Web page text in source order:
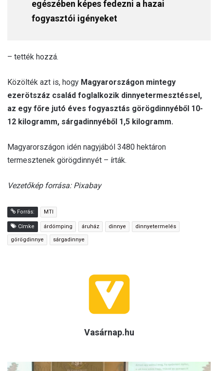
egészében képes fedezni a hazai
fogyasztói igényeket
– tették hozzá.
Közölték azt is, hogy Magyarországon mintegy
ezerötszáz család foglalkozik dinnyetermesztéssel,
az egy főre jutó éves fogyasztás görögdinnyéből 10-
12 kilogramm, sárgadinnyéből 1,5 kilogramm.
Magyarországon idén nagyjából 3480 hektáron
termesztenek görögdinnyét – írták.
Vezetőkép forrása: Pixabay
Forrás: MTI
Címke árdömping áruház dinnye dinnyetermelés
görögdinnye sárgadinnye
Vasárnap.hu